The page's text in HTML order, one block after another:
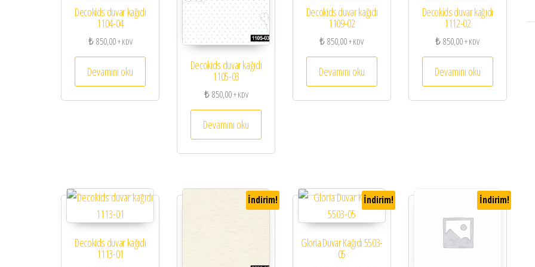
Decokids duvar kağıdı
1104-04
₺850,00+ KDV
Devamını oku Decokids duvar kağıdı
1105-03
₺850,00+ KDV
Devamını oku
Decokids duvar kağıdı
1109-02
₺850,00+ KDV
Devamını oku
Decokids duvar kağıdı
1112-02
₺850,00+ KDV
Devamını oku
Decokids duvar kağıdı
1113-01
İndirim! İndirim!
Gloria Duvar Kağıdı 5503-
05
İndirim!